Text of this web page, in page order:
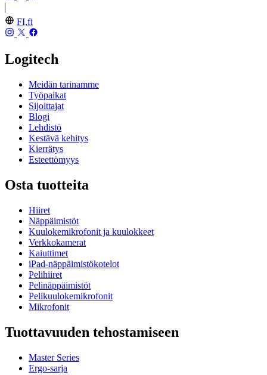
FI,fi
Logitech
Meidän tarinamme
Työpaikat
Sijoittajat
Blogi
Lehdistö
Kestävä kehitys
Kierrätys
Esteettömyys
Osta tuotteita
Hiiret
Näppäimistöt
Kuulokemikrofonit ja kuulokkeet
Verkkokamerat
Kaiuttimet
iPad-näppäimistökotelot
Pelihiiret
Pelinäppäimistöt
Pelikuulokemikrofonit
Mikrofonit
Tuottavuuden tehostamiseen
Master Series
Ergo-sarja